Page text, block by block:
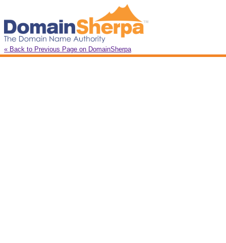
« Back to Previous Page on DomainSherpa